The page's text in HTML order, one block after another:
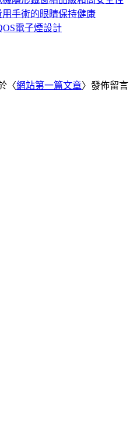
手術的眼睛保持健康
電子煙設計
〈網站第一篇文章〉發佈留言